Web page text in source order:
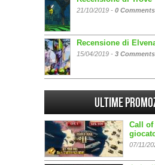
21/10/2019 - 0 Comments
Recensione di
15/04/2019 - 3 Comments
Ultime
Call of
07/11/